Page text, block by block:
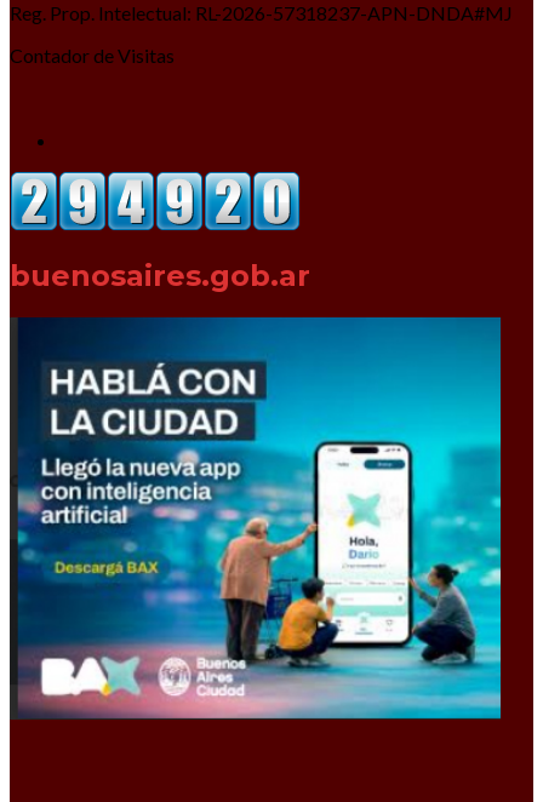
Reg. Prop. Intelectual: RL-2026-57318237-APN-DNDA#MJ
Contador de Visitas
buenosaires.gob.ar